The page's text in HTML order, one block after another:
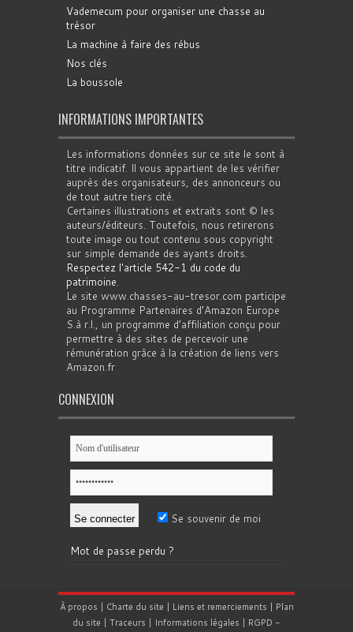
Vademecum pour organiser une chasse au
trésor
La machine à faire des rébus
Nos clés
La boussole
INFORMATIONS IMPORTANTES
Les informations données sur ce site le sont à
titre indicatif. Il vous appartient de les vérifier
auprès des organisateurs, des annonceurs ou
de tout autre tiers cité.
Certaines illustrations et extraits sont © les
auteurs/éditeurs. Toutefois, nous retirerons
toute image ou tout contenu sous copyright
sur simple demande des ayants droits.
Respectez l'article 542-1 du code du
patrimoine
Le site www.chasses-au-tresor.com participe
au Programme Partenaires d’Amazon Europe
S.à r.l., un programme d’affiliation conçu pour
permettre à des sites de percevoir une
rémunération grâce à la création de liens vers
Amazon.fr
CONNEXION
Se souvenir de moi
Mot de passe perdu ?
À propos | Charte du site | Liens et remerciements | Plan
du site | Traceurs | Informations légales | RGPD -